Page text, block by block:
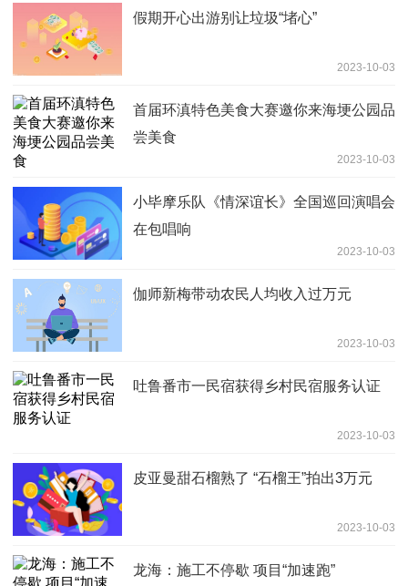
假期开心出游别让垃圾“堵心”
2023-10-03
首届环滇特色美食大赛邀你来海埂公园品
尝美食
2023-10-03
小毕摩乐队《情深谊长》全国巡回演唱会
在包唱响
2023-10-03
伽师新梅带动农民人均收入过万元
2023-10-03
吐鲁番市一民宿获得乡村民宿服务认证
2023-10-03
皮亚曼甜石榴熟了 “石榴王”拍出3万元
2023-10-03
龙海：施工不停歇 项目“加速跑”